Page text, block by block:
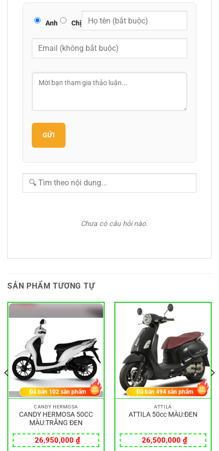
Anh Chị
GỬI
Chưa có câu hỏi nào.
SẢN PHẨM TƯƠNG TỰ
CANDY HERMOSA
CANDY HERMOSA 50CC
MÀU:TRẮNG ĐEN
26,950,000 ₫
Đã bán 102 sản phẩm
ATTILA
ATTILA 50cc MÀU:ĐEN
26,500,000 ₫
Đã bán494 sản phẩm